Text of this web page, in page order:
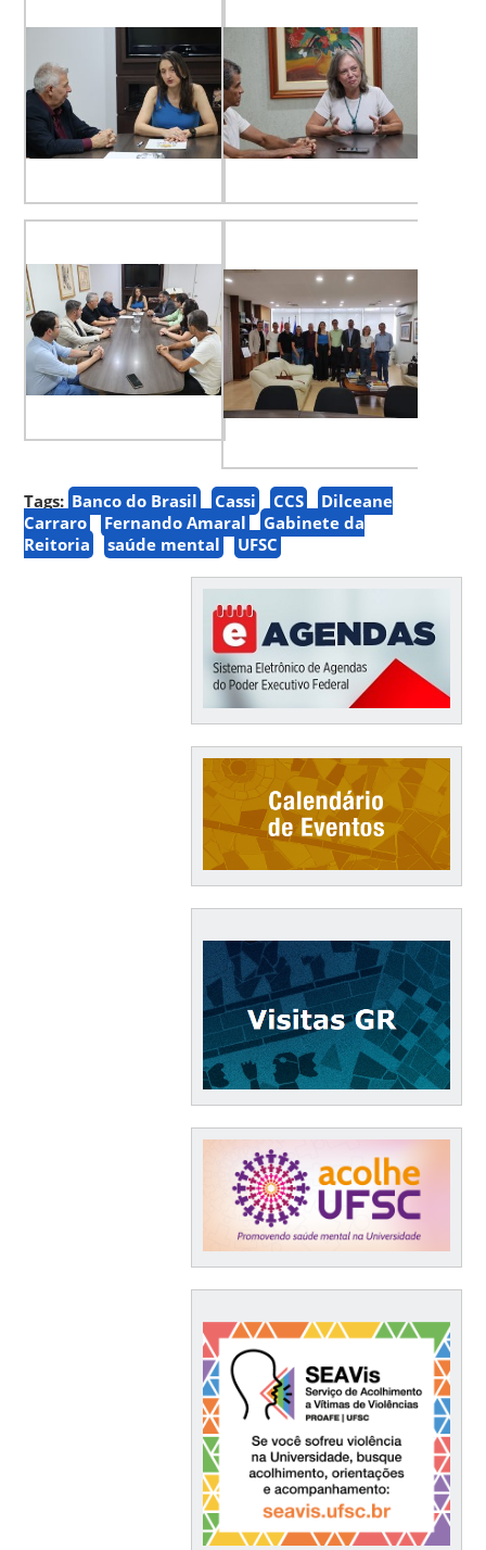
Tags: Banco do Brasil Cassi CCS
Dilceane
Carraro
Fernando Amaral
Gabinete da
Reitoria
saúde mental UFSC